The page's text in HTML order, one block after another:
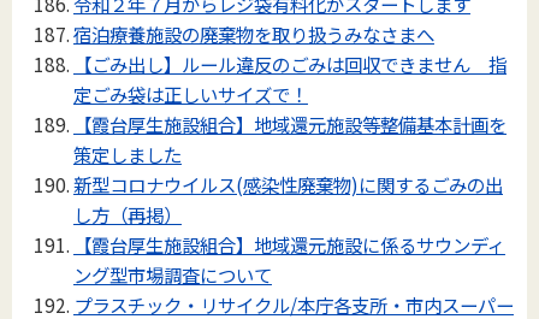
宿泊療養施設の廃棄物を取り扱うみなさまへ
【ごみ出し】ルール違反のごみは回収できません 指
定ごみ袋は正しいサイズで！
【霞台厚生施設組合】地域還元施設等整備基本計画を
策定しました
新型コロナウイルス(感染性廃棄物)に関するごみの出
し方（再掲）
【霞台厚生施設組合】地域還元施設に係るサウンディ
ング型市場調査について
プラスチック・リサイクル/本庁各支所・市内スーパー